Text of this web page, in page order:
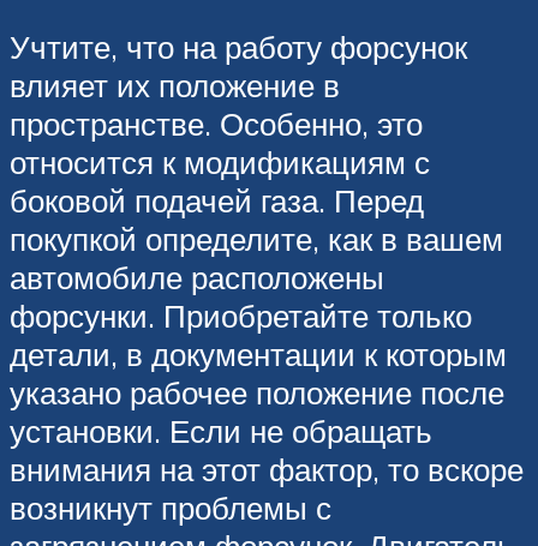
Учтите, что на работу форсунок
влияет их положение в
пространстве. Особенно, это
относится к модификациям с
боковой подачей газа. Перед
покупкой определите, как в вашем
автомобиле расположены
форсунки. Приобретайте только
детали, в документации к которым
указано рабочее положение после
установки. Если не обращать
внимания на этот фактор, то вскоре
возникнут проблемы с